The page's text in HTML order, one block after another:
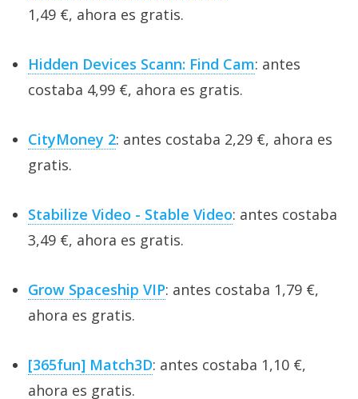
1,49 €, ahora es gratis.
Hidden Devices Scann: Find Cam: antes
costaba 4,99 €, ahora es gratis.
CityMoney 2: antes costaba 2,29 €, ahora es
gratis.
Stabilize Video - Stable Video: antes costaba
3,49 €, ahora es gratis.
Grow Spaceship VIP: antes costaba 1,79 €,
ahora es gratis.
[365fun] Match3D: antes costaba 1,10 €,
ahora es gratis.